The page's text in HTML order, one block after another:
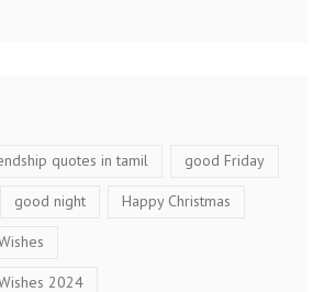
quotes in tamil good Friday
good night Happy Christmas
2024